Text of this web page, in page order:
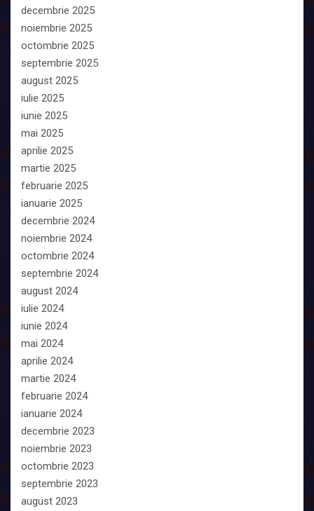
decembrie 2025
noiembrie 2025
octombrie 2025
septembrie 2025
august 2025
iulie 2025
iunie 2025
mai 2025
aprilie 2025
martie 2025
februarie 2025
ianuarie 2025
decembrie 2024
noiembrie 2024
octombrie 2024
septembrie 2024
august 2024
iulie 2024
iunie 2024
mai 2024
aprilie 2024
martie 2024
februarie 2024
ianuarie 2024
decembrie 2023
noiembrie 2023
octombrie 2023
septembrie 2023
august 2023